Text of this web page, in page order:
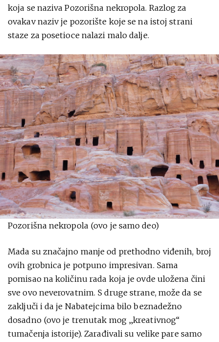
koja se naziva Pozorišna nekropola. Razlog za
ovakav naziv je pozorište koje se na istoj strani
staze za posetioce nalazi malo dalje.
Pozorišna nekropola (ovo je samo deo)
Mada su značajno manje od prethodno viđenih, broj
ovih grobnica je potpuno impresivan. Sama
pomisao na količinu rada koja je ovde uložena čini
sve ovo neverovatnim. S druge strane, može da se
zaključi i da je Nabatejcima bilo beznadežno
dosadno (ovo je trenutak mog „kreativnog“
tumačenja istorije). Zarađivali su velike pare samo